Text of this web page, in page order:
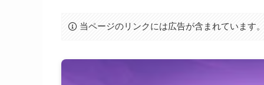
当ページのリンクには広告が含まれています